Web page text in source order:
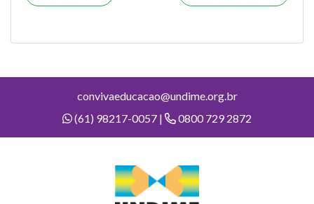
convivaeducacao@undime.org.br
(61) 98217-0057 |
0800 729 2872